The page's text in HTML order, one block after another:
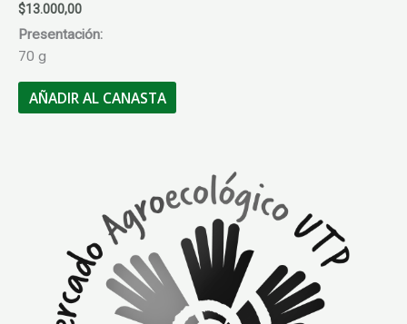
$13.000,00
Presentación:
70 g
AÑADIR AL CANASTA